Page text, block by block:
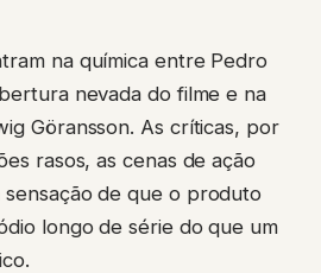
na química entre Pedro
nevada do filme e na
Göransson. As críticas, por
rasos, as cenas de ação
sensação de que o produto
longo de série do que um